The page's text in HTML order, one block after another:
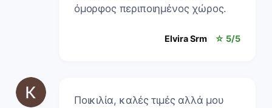
όμορφος περιποιημένος χώρος.
Elvira Srm ☆ 5/5
Ποικιλία, καλές τιμές αλλά μου